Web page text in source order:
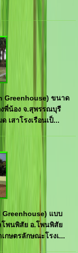
Greenhouse) ขนาด
พี่น้อง จ.สุพรรณบุรี
เสาโรงเรือนเป็...
Greenhouse) แบบ
โพนพิสัย อ.โพนพิสัย
กษตรลักษณะโรงเ...